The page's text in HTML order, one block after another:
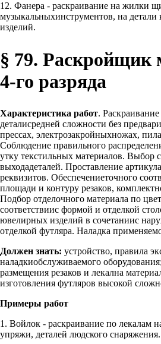
12. Фанера - раскраивание на жилки
музыкальныхинструментов, на детали
изделий.
§ 79. Раскройщик
4-го разряда
Характеристика работ.
деталисредней сложности без
прессах, электрозакройныхножах,
Соблюдение правильного
утку текстильных материалов. Выбор
выходадеталей. Проставление
реквизитов. Обеспечениеточного
площади и контуру резаков,
Подбор отделочного материала по
соответствиис формой и отделкой
ювелирных изделий в сочетаниис
отделкой футляра. Наладка
Должен знать: устройство, правила
наладкиобслуживаемого
размещения резаков и лекална
изготовления футляров высокой
Примеры работ
1. Войлок - раскраивание по лекалам
упряжи, деталей людского снаряжения.